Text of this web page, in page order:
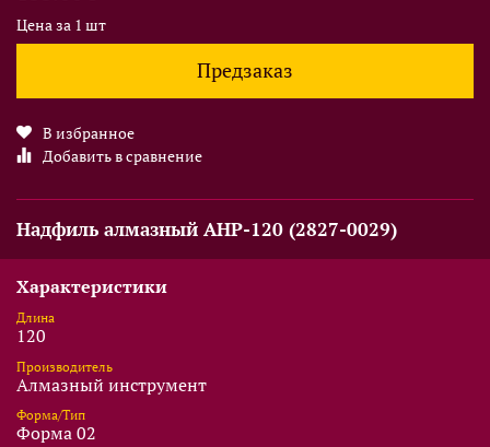
Цена за 1 шт
Предзаказ
В избранное
Добавить в сравнение
Надфиль алмазный АНР-120 (2827-0029)
Характеристики
Длина
120
Производитель
Алмазный инструмент
Форма/Тип
Форма 02